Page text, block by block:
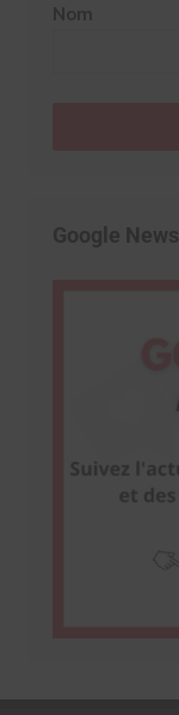
Nom
Google News